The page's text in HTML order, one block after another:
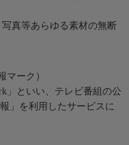
真等あらゆる素材の無断
マーク）
」といい、テレビ番組の公
」を利用したサービスに